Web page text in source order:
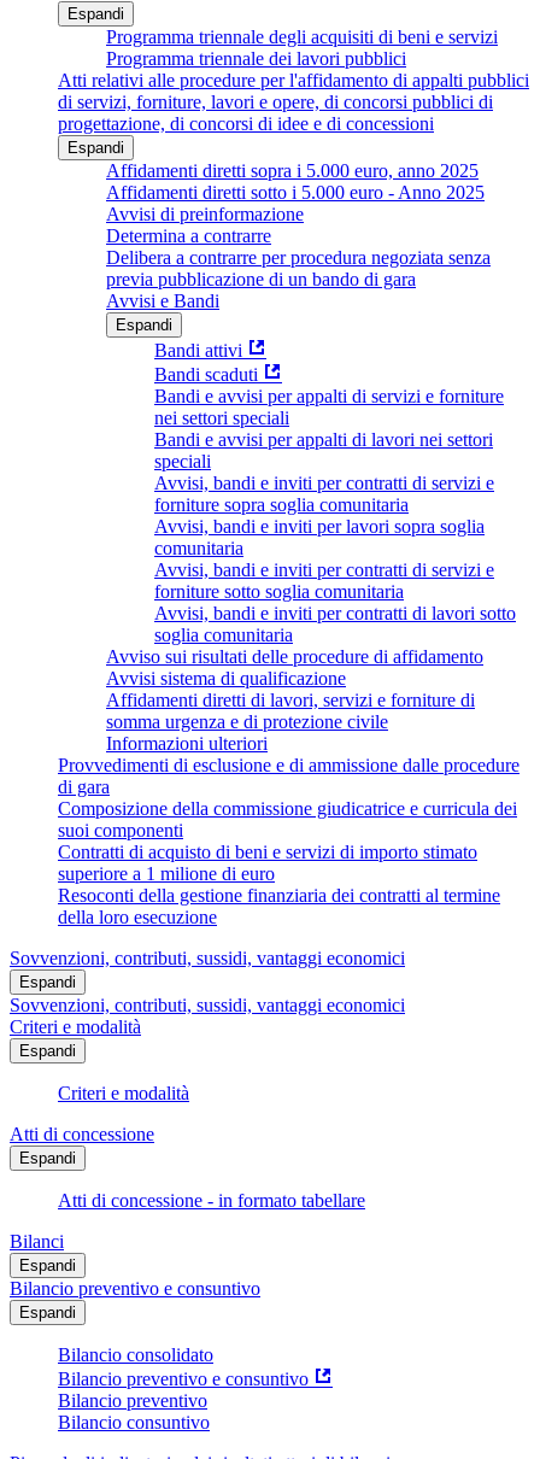
Espandi
Programma triennale degli acquisiti di beni e servizi
Programma triennale dei lavori pubblici
Atti relativi alle procedure per l'affidamento di appalti pubblici
di servizi, forniture, lavori e opere, di concorsi pubblici di
progettazione, di concorsi di idee e di concessioni
Espandi
Affidamenti diretti sopra i 5.000 euro, anno 2025
Affidamenti diretti sotto i 5.000 euro - Anno 2025
Avvisi di preinformazione
Determina a contrarre
Delibera a contrarre per procedura negoziata senza
previa pubblicazione di un bando di gara
Avvisi e Bandi
Espandi
Bandi attivi
Bandi scaduti
Bandi e avvisi per appalti di servizi e forniture
nei settori speciali
Bandi e avvisi per appalti di lavori nei settori
speciali
Avvisi, bandi e inviti per contratti di servizi e
forniture sopra soglia comunitaria
Avvisi, bandi e inviti per lavori sopra soglia
comunitaria
Avvisi, bandi e inviti per contratti di servizi e
forniture sotto soglia comunitaria
Avvisi, bandi e inviti per contratti di lavori sotto
soglia comunitaria
Avviso sui risultati delle procedure di affidamento
Avvisi sistema di qualificazione
Affidamenti diretti di lavori, servizi e forniture di
somma urgenza e di protezione civile
Informazioni ulteriori
Provvedimenti di esclusione e di ammissione dalle procedure
di gara
Composizione della commissione giudicatrice e curricula dei
suoi componenti
Contratti di acquisto di beni e servizi di importo stimato
superiore a 1 milione di euro
Resoconti della gestione finanziaria dei contratti al termine
della loro esecuzione
Sovvenzioni, contributi, sussidi, vantaggi economici
Espandi
Sovvenzioni, contributi, sussidi, vantaggi economici
Criteri e modalità
Espandi
Criteri e modalità
Atti di concessione
Espandi
Atti di concessione - in formato tabellare
Bilanci
Espandi
Bilancio preventivo e consuntivo
Espandi
Bilancio consolidato
Bilancio preventivo e consuntivo
Bilancio preventivo
Bilancio consuntivo